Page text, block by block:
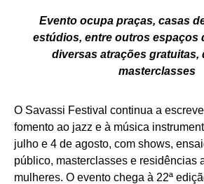
Evento ocupa praças, casas
estúdios, entre outros espaços
diversas atrações gratuitas,
masterclasses
O Savassi Festival continua a
fomento ao jazz e à música
julho e 4 de agosto, com shows,
público, masterclasses e residências
mulheres. O evento chega à 22ª